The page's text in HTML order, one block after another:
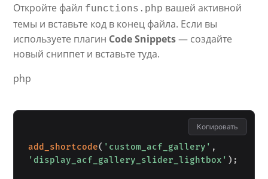
Откройте файл functions.php вашей активной
темы и вставьте код в конец файла. Если вы
используете плагин Code Snippets— создайте
новый сниппет и вставьте туда.
php
add_shortcode( 'custom_acf_gallery' ,
'display_acf_gallery_slider_lightbox' ) ;
Копировать